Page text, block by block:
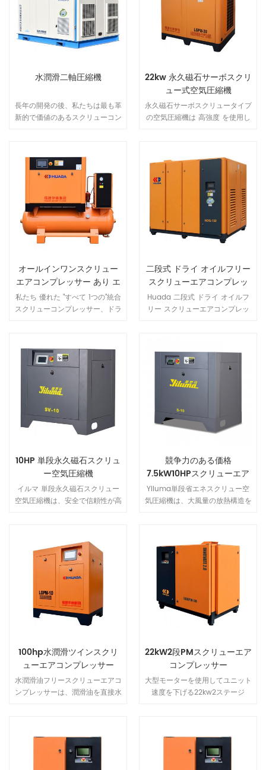
水潤滑二軸圧縮機
長年の開発の後、私たちは最も革
新的で価値のあるスクリューコン
社の製品の多くの利点を提案しま
す。
22kw 永久磁石サーボスクリ
ュー式空気圧縮機
永久磁石サーボスクリュータイプ
の空気圧縮機は 高強度 を使用し
性鋼、作る 希土類 永久磁石モー
ターは、小型、軽量、高効率、優
れた特性など、一連の 利点 を備
えています。
オールインワンスクリュー
エアコンプレッサー あり エ
アドライヤー そして エアタ
ンク 用 レーザー切断機
私たち 優れた "すべて 1つの"統合
スクリューコンプレッサー、ドラ
ンプル」 を提供します。 解決
策。 設置と操作が簡単で、配管
接続するだけで、 マシンを起動
できます。 統合システムの空気
品質は明らかに最適化されてお
り、そのカリスマ的な外観、信頼
の顧客のニーズを満たすことがで
きます 今日。は当社の重要な輸
出システムの1つであり、長年に
わたって高品質です。
二段式 ドライ オイルフリー
スクリューエアコンプレッ
サー
Huada 二段式 ドライ オイルフ
リー スクリューエアコンプレッ
ターは 高品質 で作られています
耐食性ステンレス鋼材、耐熱性、
耐食性、耐酸化性、長寿命
10HP 単段永久磁石スクリュ
ー空気圧縮機
イルマ 単段永久磁石スクリュー
空気圧縮機は、安全で信頼性が高
中小企業向けに設計および製造さ
れています
競争力のある価格
7.5kW10HPスクリューエア
コンプレッサー
Yiluma単段省エネスクリュー空
気圧縮機は、大風量の放熱構造を
100hp水潤滑ツインスクリ
ューエアコンプレッサー
水潤滑油フリースクリューエアコ
ンプレッサーは、潤滑油を直接水
公害で環境にやさしいです.
22kW2段PMスクリューエア
コンプレッサー
大型モーターを使用してユニット
速度を下げる22kw2ステージ
ト構造は、空気全体が圧力差を生
じさせるように設計されており、
構造がより美しくなっています.